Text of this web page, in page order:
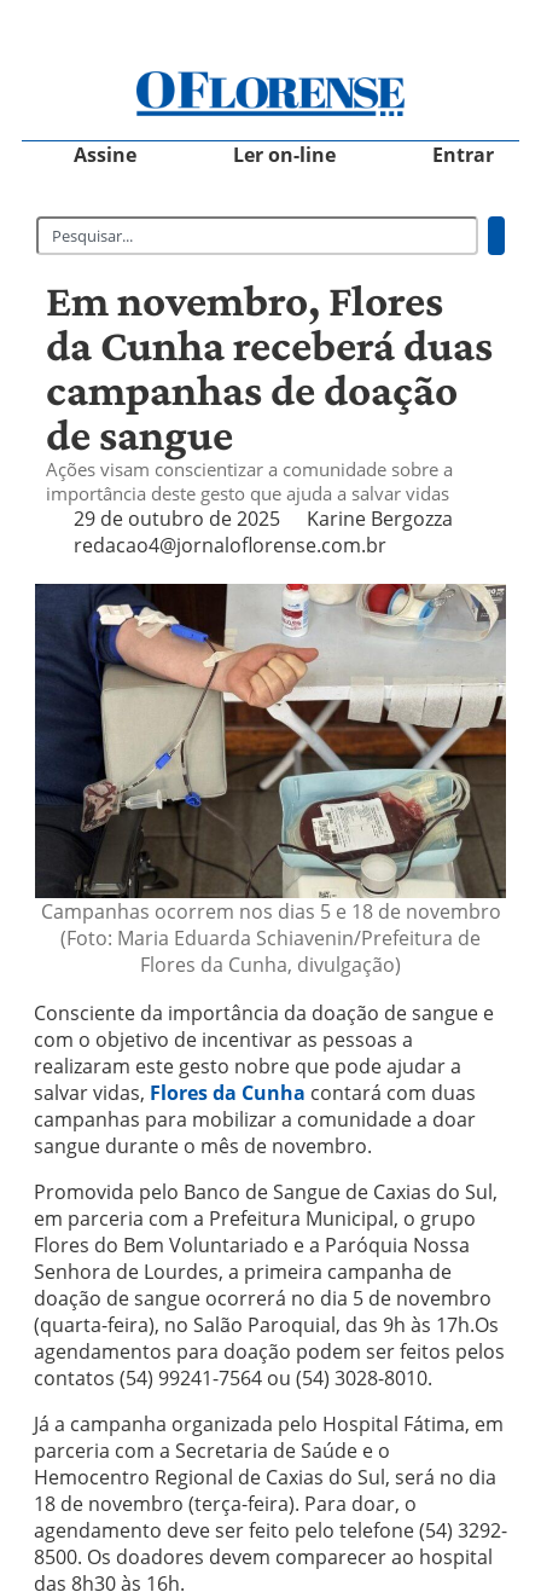
Assine Ler on-line Entrar
Em novembro, Flores
da Cunha receberá duas
campanhas de doação
de sangue
Ações visam conscientizar a comunidade sobre a
importância deste gesto que ajuda a salvar vidas
29 de outubro de 2025
Karine Bergozza
redacao4@jornaloflorense.com.br
Campanhas ocorrem nos dias 5 e 18 de novembro
(Foto: Maria Eduarda Schiavenin/Prefeitura de
Flores da Cunha, divulgação)
Consciente da importância da doação de sangue e
com o objetivo de incentivar as pessoas a
realizaram este gesto nobre que pode ajudar a
salvar vidas, Flores da Cunha contará com duas
campanhas para mobilizar a comunidade a doar
sangue durante o mês de novembro.
Promovida pelo Banco de Sangue de Caxias do Sul,
em parceria com a Prefeitura Municipal, o grupo
Flores do Bem Voluntariado e a Paróquia Nossa
Senhora de Lourdes, a primeira campanha de
doação de sangue ocorrerá no dia 5 de novembro
(quarta-feira), no Salão Paroquial, das 9h às 17h.Os
agendamentos para doação podem ser feitos pelos
contatos (54) 99241-7564 ou (54) 3028-8010.
Já a campanha organizada pelo Hospital Fátima, em
parceria com a Secretaria de Saúde e o
Hemocentro Regional de Caxias do Sul, será no dia
18 de novembro (terça-feira). Para doar, o
agendamento deve ser feito pelo telefone (54) 3292-
8500. Os doadores devem comparecer ao hospital
das 8h30 às 16h.